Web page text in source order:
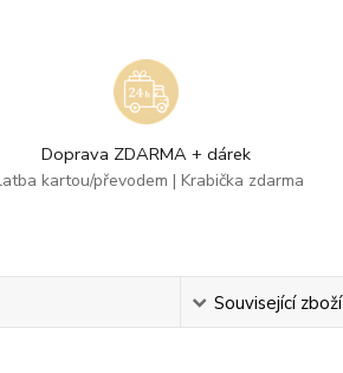
Doprava ZDARMA + dárek
kartou/převodem | Krabička zdarma
Související zboží